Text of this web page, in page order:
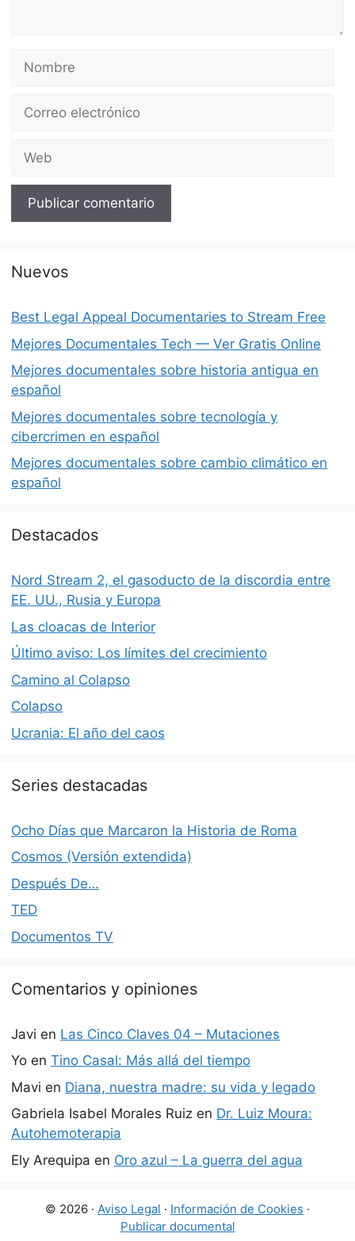
Nombre
Correo
Web
Nuevos
Best Legal Appeal Documentaries to Stream Free
Mejores Documentales Tech — Ver Gratis Online
Mejores documentales sobre historia antigua en
español
Mejores documentales sobre tecnología y
cibercrimen en español
Mejores documentales sobre cambio climático en
español
Destacados
Nord Stream 2, el gasoducto de la discordia entre
EE. UU., Rusia y Europa
Las cloacas de Interior
Último aviso: Los límites del crecimiento
Camino al Colapso
Colapso
Ucrania: El año del caos
Series destacadas
Ocho Días que Marcaron la Historia de Roma
Cosmos (Versión extendida)
Después De…
TED
Documentos TV
Comentarios y opiniones
Javi en Las Cinco Claves 04 – Mutaciones
Yo en Tino Casal: Más allá del tiempo
Mavi en Diana, nuestra madre: su vida y legado
Gabriela Isabel Morales Ruiz en Dr. Luiz Moura:
Autohemoterapia
Ely Arequipa en Oro azul – La guerra del agua
© 2026 · Aviso Legal · Información de Cookies ·
Publicar documental